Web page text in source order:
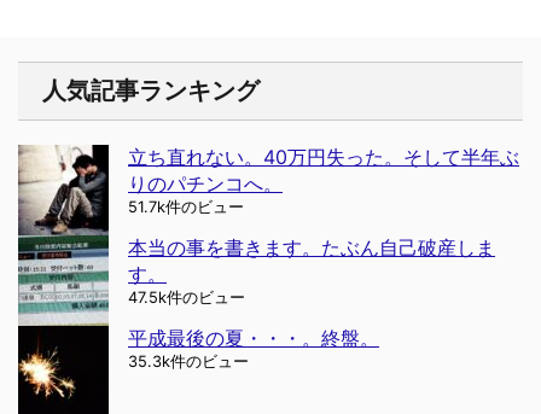
人気記事ランキング
立ち直れない。40万円失った。そして半年ぶ
りのパチンコへ。
51.7k件のビュー
本当の事を書きます。たぶん自己破産しま
す。
47.5k件のビュー
平成最後の夏・・・。終盤。
35.3k件のビュー